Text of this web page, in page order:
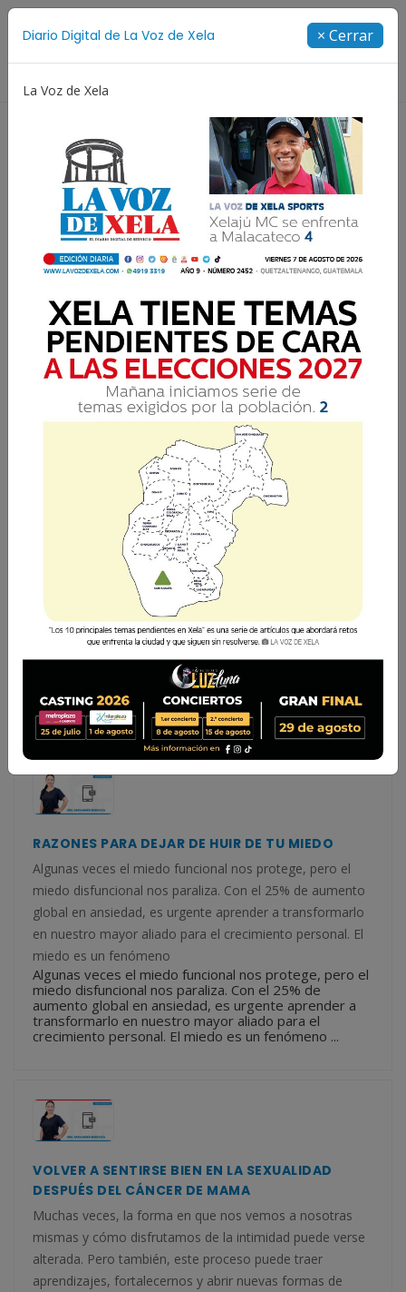
Diario Digital de La Voz de Xela × Cerrar
La Voz de Xela
Resultados para: OMS
VIOLENCIA CONTRA LA HUMANIDAD: MÁS ALLÁ
DEL 25 DE NOVIEMBRE
Cada 25 de noviembre el mundo conmemora el Día
Internacional de la Eliminación de la Violencia contra la
Mujer. Esa fecha nos interpela, nos convoca a mirar de
frente una realidad dolorosa: muchas mujeres han sufrido
—y aún
Cada 25 de noviembre el mundo conmemora el Día
Internacional de la Eliminación de la Violencia contra la
Mujer. Esa fecha nos interpela, nos convoca a mirar de
frente una realidad dolorosa: muchas mujeres han
sufrido —y aún...
RAZONES PARA DEJAR DE HUIR DE TU MIEDO
Algunas veces el miedo funcional nos protege, pero el
miedo disfuncional nos paraliza. Con el 25% de aumento
global en ansiedad, es urgente aprender a transformarlo
en nuestro mayor aliado para el crecimiento personal. El
miedo es un fenómeno
Algunas veces el miedo funcional nos protege, pero el
miedo disfuncional nos paraliza. Con el 25% de
aumento global en ansiedad, es urgente aprender a
transformarlo en nuestro mayor aliado para el
crecimiento personal. El miedo es un fenómeno ...
VOLVER A SENTIRSE BIEN EN LA SEXUALIDAD
DESPUÉS DEL CÁNCER DE MAMA
Muchas veces, la forma en que nos vemos a nosotras
mismas y cómo disfrutamos de la intimidad puede verse
alterada. Pero también, este proceso puede traer
aprendizajes, fortalecernos y abrir nuevas formas de